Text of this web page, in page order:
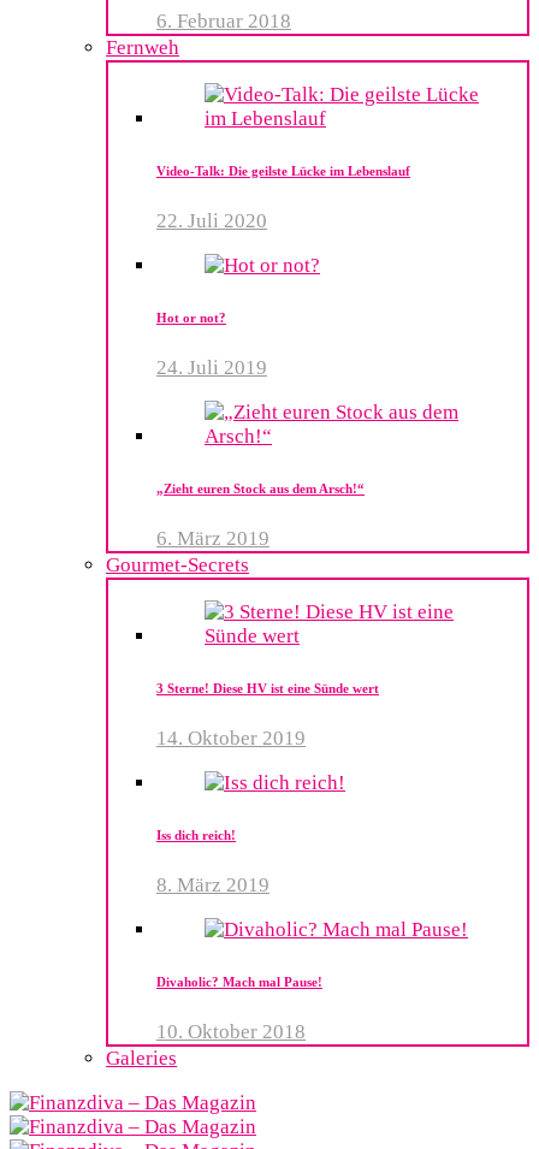
6. Februar 2018
Fernweh
Video-Talk: Die geilste Lücke im Lebenslauf
22. Juli 2020
Hot or not?
24. Juli 2019
„Zieht euren Stock aus dem Arsch!“
6. März 2019
Gourmet-Secrets
3 Sterne! Diese HV ist eine Sünde wert
14. Oktober 2019
Iss dich reich!
8. März 2019
Divaholic? Mach mal Pause!
10. Oktober 2018
Galeries